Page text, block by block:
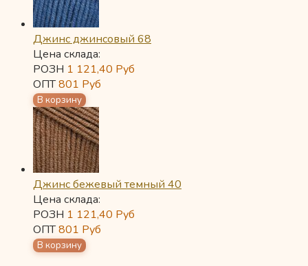
Джинс джинсовый 68
Цена склада:
РОЗН 1 121,40 Руб
ОПТ801 Руб
Джинс бежевый темный 40
Цена склада:
РОЗН 1 121,40 Руб
ОПТ801 Руб